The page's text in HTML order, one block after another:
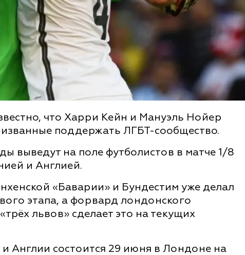
что Харри Кейн и Мануэль Нойер
поддержать ЛГБТ-сообщество.
выведут на поле футболистов в матче 1/8
и Англией.
«Баварии» и Бундестим уже делал
этапа, а форвард лондонского
львов» сделает это на текущих
Англии состоится 29 июня в Лондоне на